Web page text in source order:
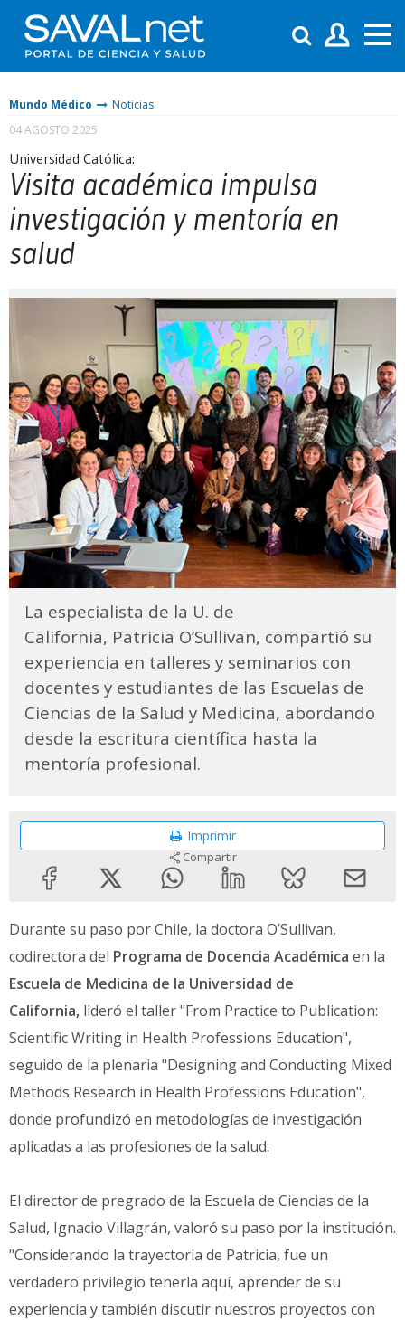
Mundo Médico
Noticias
04 AGOSTO 2025
Universidad Católica:
Visita académica impulsa
investigación y mentoría en
salud
La especialista de la U. de
California, Patricia O’Sullivan, compartió su
experiencia en talleres y seminarios con
docentes y estudiantes de las Escuelas de
Ciencias de la Salud y Medicina, abordando
desde la escritura científica hasta la
mentoría profesional.
Imprimir
Compartir
Durante su paso por Chile, la doctora O’Sullivan,
codirectora del Programa de Docencia Académica en la
Escuela de Medicina de la Universidad de
California, lideró el taller "From Practice to Publication:
Scientific Writing in Health Professions Education",
seguido de la plenaria "Designing and Conducting Mixed
Methods Research in Health Professions Education",
donde profundizó en metodologías de investigación
aplicadas a las profesiones de la salud.
El director de pregrado de la Escuela de Ciencias de la
Salud, Ignacio Villagrán, valoró su paso por la institución.
"Considerando la trayectoria de Patricia, fue un
verdadero privilegio tenerla aquí, aprender de su
experiencia y también discutir nuestros proyectos con